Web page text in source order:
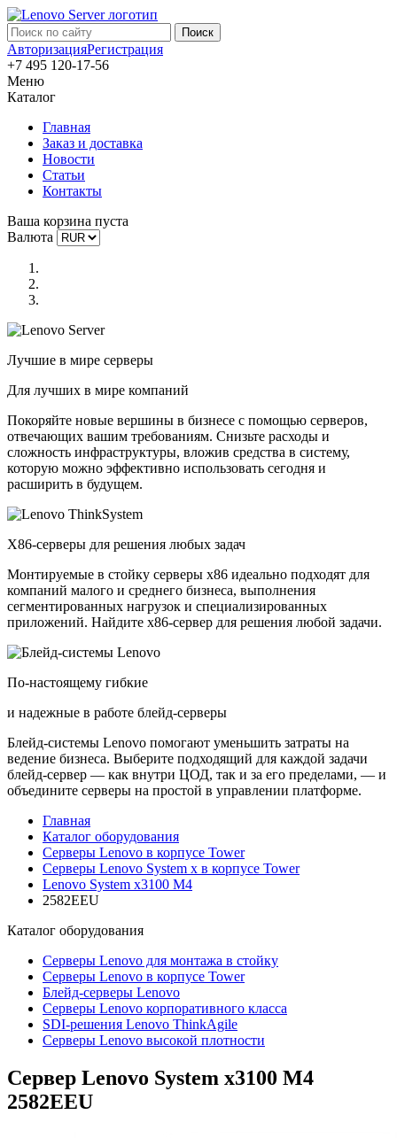
АвторизацияРегистрация
+7 495 120-17-56
Меню
Каталог
Главная
Заказ и доставка
Новости
Статьи
Контакты
Ваша корзина пуста
Валюта
Лучшие в мире серверы
Для лучших в мире компаний
Покоряйте новые вершины в бизнесе с помощью серверов,
отвечающих вашим требованиям. Снизьте расходы и
сложность инфраструктуры, вложив средства в систему,
которую можно эффективно использовать сегодня и
расширить в будущем.
X86-серверы для решения любых задач
Монтируемые в стойку серверы x86 идеально подходят для
компаний малого и среднего бизнеса, выполнения
сегментированных нагрузок и специализированных
приложений. Найдите x86-сервер для решения любой задачи.
По-настоящему гибкие
и надежные в работе блейд-серверы
Блейд-системы Lenovo помогают уменьшить затраты на
ведение бизнеса. Выберите подходящий для каждой задачи
блейд-сервер — как внутри ЦОД, так и за его пределами, — и
объедините серверы на простой в управлении платформе.
Главная
Каталог оборудования
Серверы Lenovo в корпусе Tower
Серверы Lenovo System x в корпусе Tower
Lenovo System x3100 M4
2582EEU
Каталог оборудования
Серверы Lenovo для монтажа в стойку
Серверы Lenovo в корпусе Tower
Блейд-серверы Lenovo
Cерверы Lenovo корпоративного класса
SDI-решения Lenovo ThinkAgile
Серверы Lenovo высокой плотности
Сервер Lenovo System x3100 M4
2582EEU